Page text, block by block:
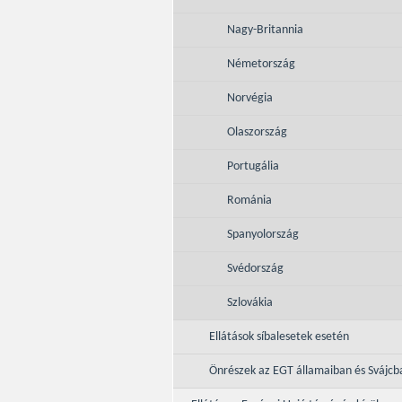
Nagy-Britannia
Németország
Norvégia
Olaszország
Portugália
Románia
Spanyolország
Svédország
Szlovákia
Ellátások síbalesetek esetén
Önrészek az EGT államaiban és